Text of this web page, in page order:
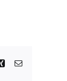
Xing Correo